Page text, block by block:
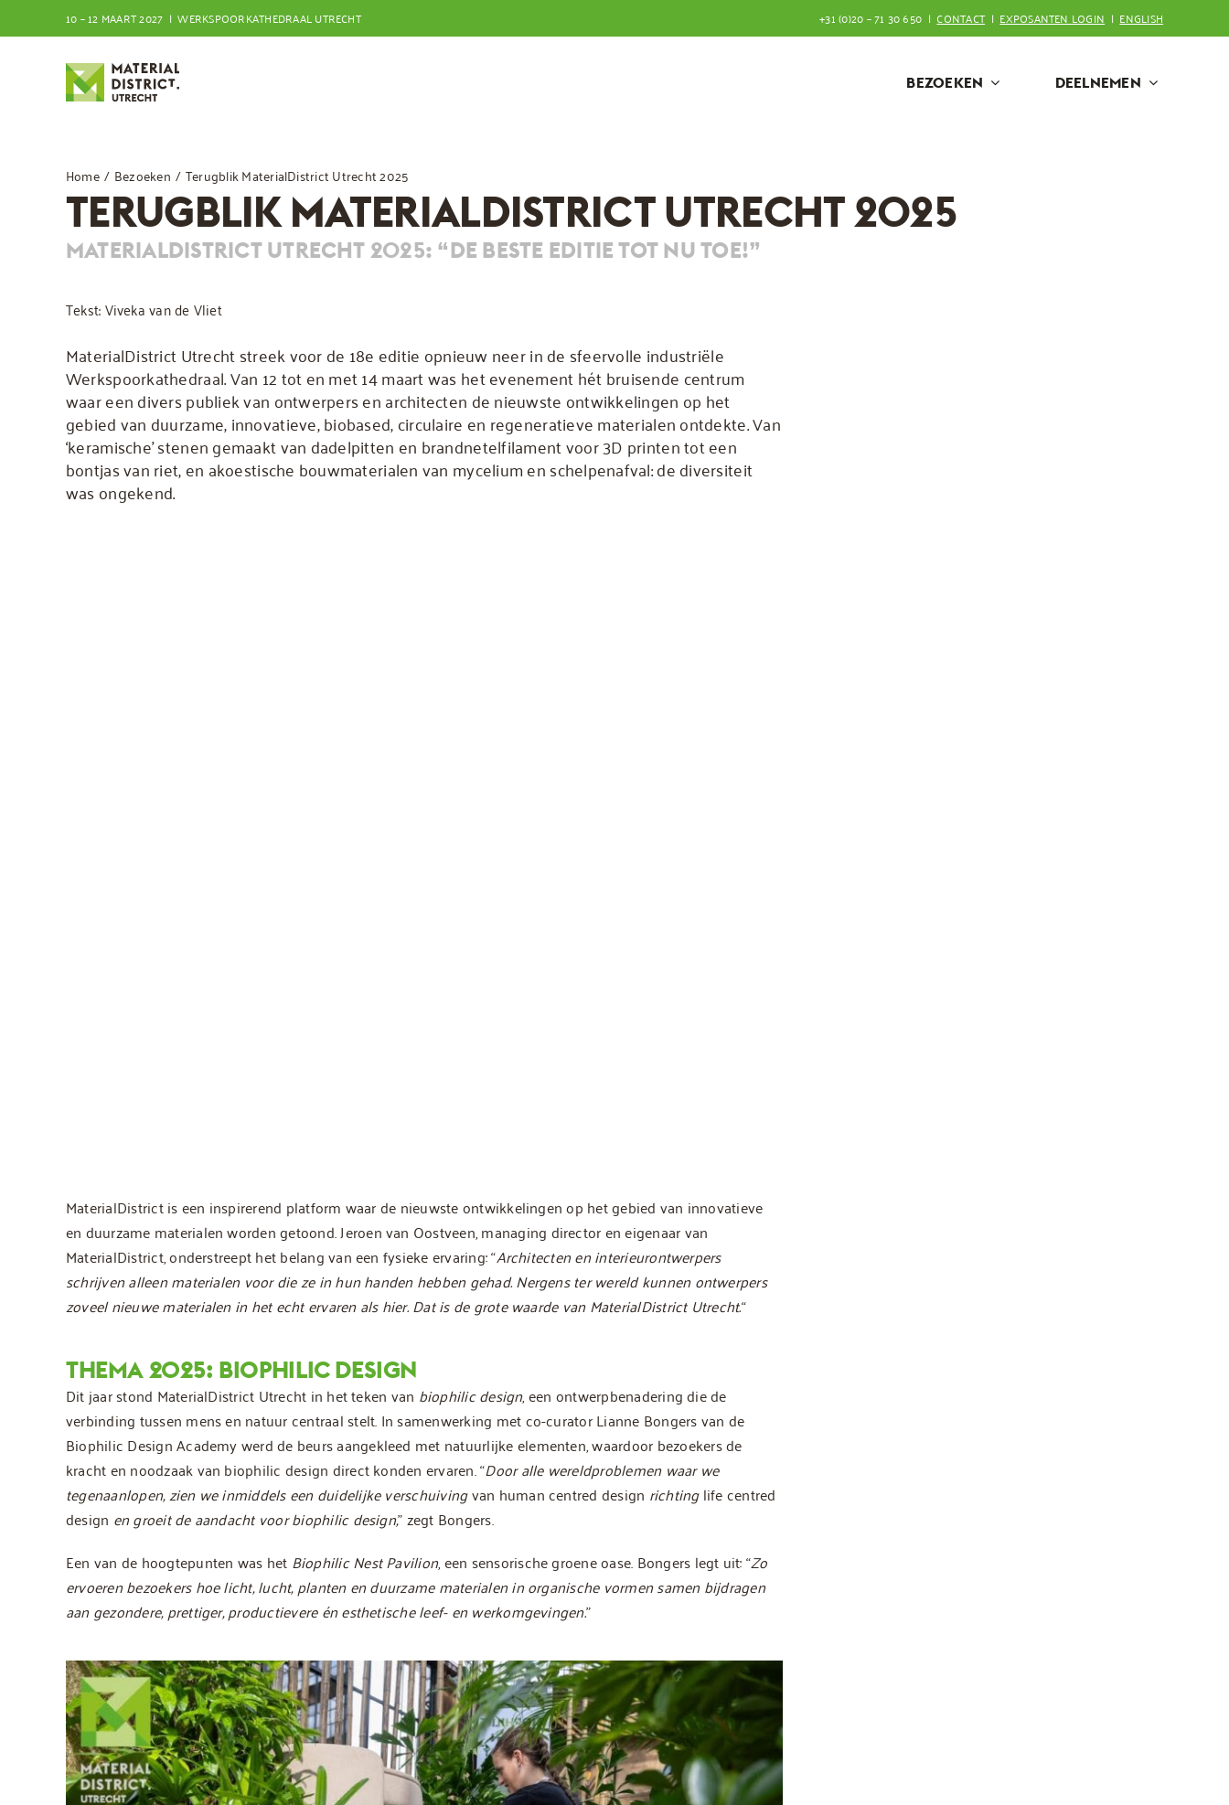
naar
10 – 12 MAART 2027 | WERKSPOORKATHEDRAAL UTRECHT +31 (0)20 – 71 30 650 | CONTACT| EXPOSANTEN LOGIN | ENGLISH
BEZOEKEN DEELNEMEN
Home Bezoeken Terugblik MaterialDistrict Utrecht 2025
TERUGBLIK MATERIALDISTRICT UTRECHT 2025
MATERIALDISTRICT UTRECHT 2025: “DE BESTE EDITIE TOT NU TOE!”
Tekst: Viveka van de Vliet
MaterialDistrict Utrecht streek voor de 18e editie opnieuw neer in de sfeervolle industriële
Werkspoorkathedraal. Van 12 tot en met 14 maart was het evenement hét bruisende centrum
waar een divers publiek van ontwerpers en architecten de nieuwste ontwikkelingen op het
gebied van duurzame, innovatieve, biobased, circulaire en regeneratieve materialen ontdekte. Van
‘keramische’ stenen gemaakt van dadelpitten en brandnetelfilament voor 3D printen tot een
bontjas van riet, en akoestische bouwmaterialen van mycelium en schelpenafval: de diversiteit
was ongekend.
MaterialDistrict is een inspirerend platform waar de nieuwste ontwikkelingen op het gebied van innovatieve
en duurzame materialen worden getoond. Jeroen van Oostveen, managing director en eigenaar van
MaterialDistrict, onderstreept het belang van een fysieke ervaring: “Architecten en interieurontwerpers
schrijven alleen materialen voor die ze in hun handen hebben gehad. Nergens ter wereld kunnen ontwerpers
zoveel nieuwe materialen in het echt ervaren als hier. Dat is de grote waarde van MaterialDistrict Utrecht.“
THEMA 2025: BIOPHILIC DESIGN
Dit jaar stond MaterialDistrict Utrecht in het teken van biophilic design, een ontwerpbenadering die de
verbinding tussen mens en natuur centraal stelt. In samenwerking met co-curator Lianne Bongers van de
Biophilic Design Academy werd de beurs aangekleed met natuurlijke elementen, waardoor bezoekers de
kracht en noodzaak van biophilic design direct konden ervaren. “Door alle wereldproblemen waar we
tegenaanlopen, zien we inmiddels een duidelijke verschuivingvan human centred design richtinglife centred
design en groeit de aandacht voor biophilic design,” zegt Bongers.
Een van de hoogtepunten was het Biophilic Nest Pavilion, een sensorische groene oase. Bongers legt uit: “Zo
ervoeren bezoekers hoe licht, lucht, planten en duurzame materialen in organische vormen samen bijdragen
aan gezondere, prettiger, productievere én esthetische leef- en werkomgevingen.”